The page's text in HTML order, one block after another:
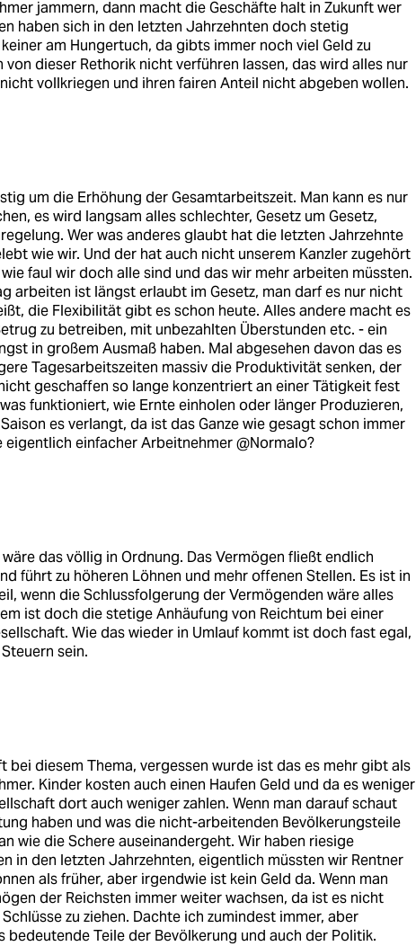
jammern, dann macht die Geschäfte halt in Zukunft wer
haben sich in den letzten Jahrzehnten doch stetig
am Hungertuch, da gibts immer noch viel Geld zu
dieser Rethorik nicht verführen lassen, das wird alles nur
vollkriegen und ihren fairen Anteil nicht abgeben wollen.
um die Erhöhung der Gesamtarbeitszeit. Man kann es nur
es wird langsam alles schlechter, Gesetz um Gesetz,
Wer was anderes glaubt hat die letzten Jahrzehnte
wie wir. Und der hat auch nicht unserem Kanzler zugehört
faul wir doch alle sind und das wir mehr arbeiten müssten.
arbeiten ist längst erlaubt im Gesetz, man darf es nur nicht
die Flexibilität gibt es schon heute. Alles andere macht es
zu betreiben, mit unbezahlten Überstunden etc. - ein
in großem Ausmaß haben. Mal abgesehen davon das es
Tagesarbeitszeiten massiv die Produktivität senken, der
geschaffen so lange konzentriert an einer Tätigkeit fest
funktioniert, wie Ernte einholen oder länger Produzieren,
es verlangt, da ist das Ganze wie gesagt schon immer
eigentlich einfacher Arbeitnehmer @Normalo?
das völlig in Ordnung. Das Vermögen fließt endlich
führt zu höheren Löhnen und mehr offenen Stellen. Es ist in
wenn die Schlussfolgerung der Vermögenden wäre alles
ist doch die stetige Anhäufung von Reichtum bei einer
Wie das wieder in Umlauf kommt ist doch fast egal,
sein.
bei diesem Thema, vergessen wurde ist das es mehr gibt als
Kinder kosten auch einen Haufen Geld und da es weniger
dort auch weniger zahlen. Wenn man darauf schaut
haben und was die nicht-arbeitenden Bevölkerungsteile
wie die Schere auseinandergeht. Wir haben riesige
in den letzten Jahrzehnten, eigentlich müssten wir Rentner
als früher, aber irgendwie ist kein Geld da. Wenn man
der Reichsten immer weiter wachsen, da ist es nicht
zu ziehen. Dachte ich zumindest immer, aber
Teile der Bevölkerung und auch der Politik.